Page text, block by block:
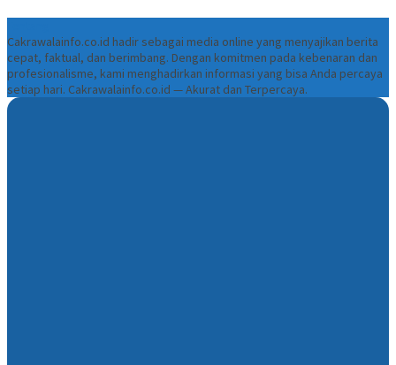
Cakrawalainfo.co.id hadir sebagai media online yang menyajikan berita
cepat, faktual, dan berimbang. Dengan komitmen pada kebenaran dan
profesionalisme, kami menghadirkan informasi yang bisa Anda percaya
setiap hari. Cakrawalainfo.co.id — Akurat dan Terpercaya.